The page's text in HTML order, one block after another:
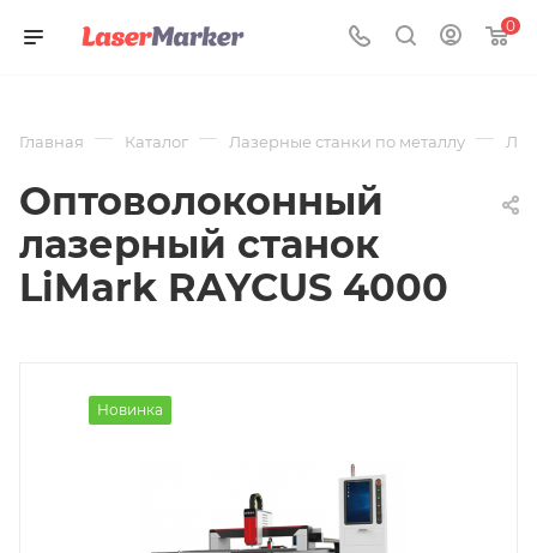
0
Оптоволоконный
лазерный станок
LiMark RAYCUS 4000
Главная — Каталог — Лазерные станки по металлу —
Новинка